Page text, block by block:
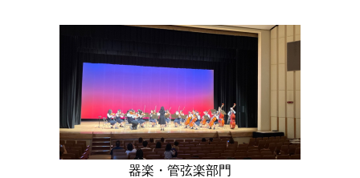
器楽・管弦楽部門